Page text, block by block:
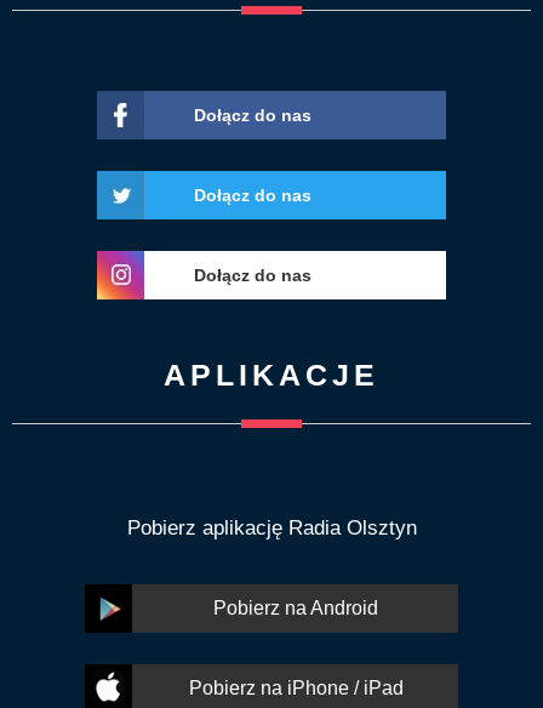
Dołącz do nas
Dołącz do nas
Dołącz do nas
APLIKACJE
Pobierz aplikację Radia Olsztyn
Pobierz na Android
Pobierz na iPhone / iPad